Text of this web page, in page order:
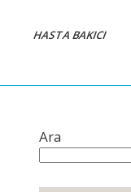
HASTA BAKICI
Ara